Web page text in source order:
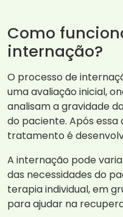
Como
internação?
O processo de
uma avaliação inicial,
analisam a gravidade
do paciente. Após essa
tratamento é
A internação pode
das necessidades do
terapia individual, em
para ajudar na